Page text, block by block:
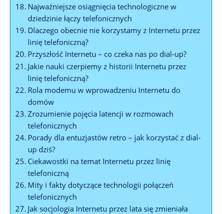
Najważniejsze osiągnięcia technologiczne w
dziedzinie łączy telefonicznych
Dlaczego obecnie nie korzystamy z Internetu przez
linię telefoniczną?
Przyszłość Internetu – co czeka nas po dial-up?
Jakie nauki czerpiemy z historii Internetu przez
linię telefoniczną?
Rola modemu w wprowadzeniu Internetu do
domów
Zrozumienie pojęcia latencji w rozmowach
telefonicznych
Porady dla entuzjastów retro – jak korzystać z dial-
up dziś?
Ciekawostki na temat Internetu przez linię
telefoniczną
Mity i fakty dotyczące technologii połączeń
telefonicznych
Jak socjologia Internetu przez lata się zmieniała